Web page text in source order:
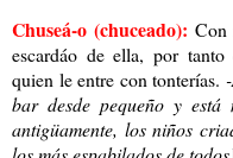
Chuseá-o (chuceado): Con
escardáo de ella, por
quien le entre con tonterías.
bar desde pequeño y está
antigüamente, los niños